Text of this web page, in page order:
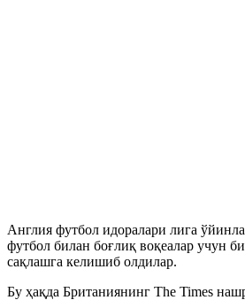
Англия футбол идоралари лига
футбол билан боғлиқ воқеалар учун
сақлашга келишиб олдилар.
Бу ҳақда Британиянинг The Times